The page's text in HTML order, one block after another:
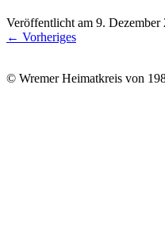
Veröffentlicht am 9. Dezember
← Vorheriges
© Wremer Heimatkreis von